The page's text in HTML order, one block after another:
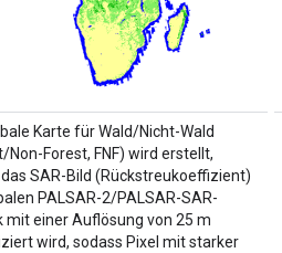
Karte für Wald/Nicht-Wald
Non-Forest, FNF) wird erstellt,
SAR-Bild (Rückstreukoeffizient)
PALSAR-2/PALSAR-SAR-
mit einer Auflösung von 25 m
wird, sodass Pixel mit starker